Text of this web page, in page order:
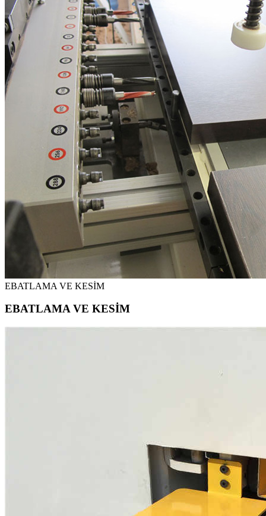
EBATLAMA VE KESİM
EBATLAMA VE KESİM